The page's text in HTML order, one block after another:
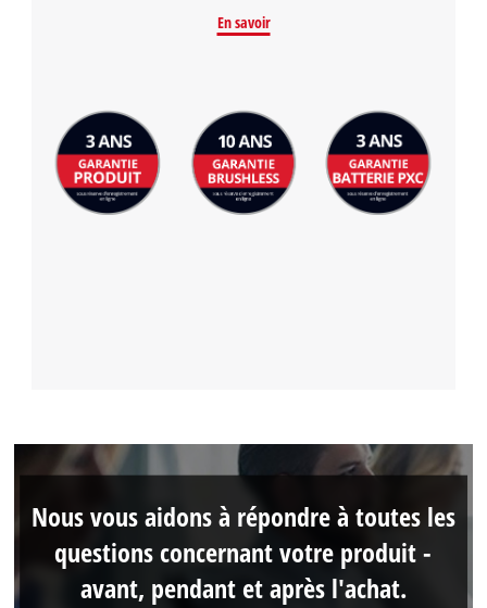
En savoir
Nous vous aidons à répondre à toutes les
questions concernant votre produit -
avant, pendant et après l'achat.